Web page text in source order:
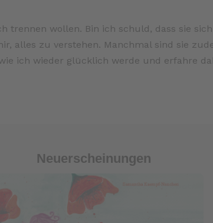
trennen wollen. Bin ich schuld, dass sie
alles zu verstehen. Manchmal sind sie
ich wieder glücklich werde und erfahre
Neuerscheinungen